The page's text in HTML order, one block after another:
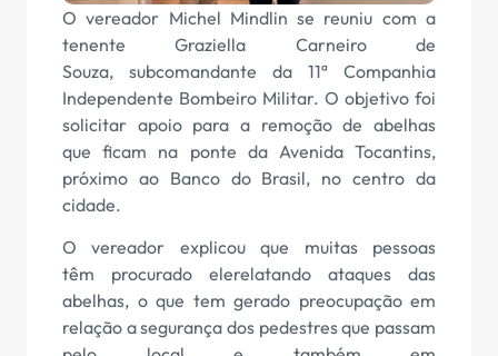
O vereador Michel Mindlin se reuniu com a
tenente Graziella Carneiro de
Souza, subcomandante da 11ª Companhia
Independente Bombeiro Militar. O objetivo foi
solicitar apoio para a remoção de abelhas
que ficam na ponte da Avenida Tocantins,
próximo ao Banco do Brasil, no centro da
cidade.
O vereador explicou que muitas pessoas
têm procurado elerelatando ataques das
abelhas, o que tem gerado preocupação em
relação a segurança dos pedestres que passam